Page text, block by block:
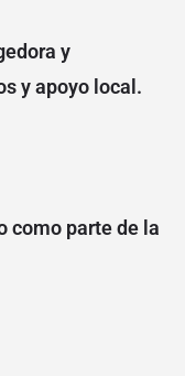
y
y apoyo local.
como parte de la